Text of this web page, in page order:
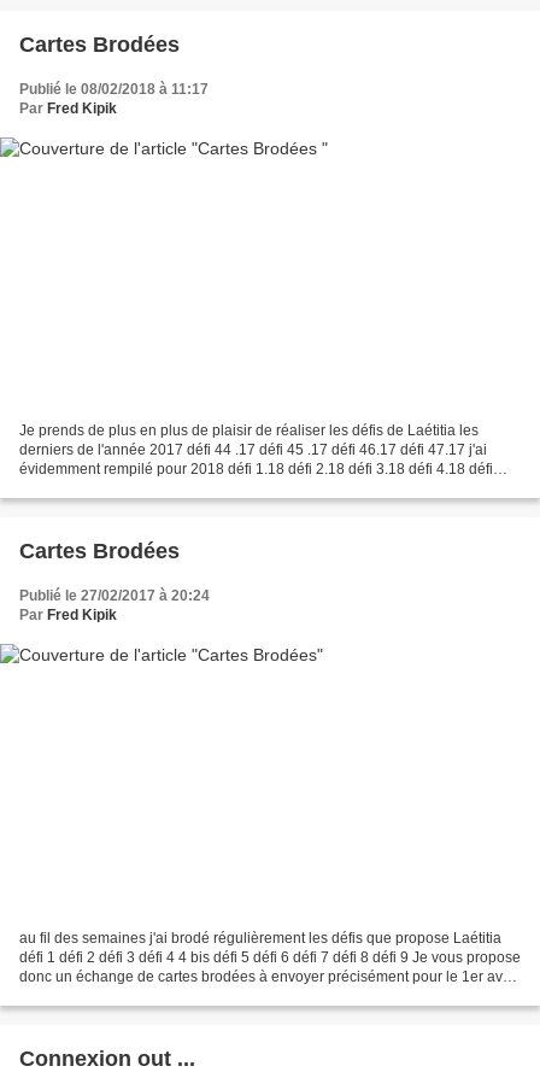
Cartes Brodées
Publié le 08/02/2018 à 11:17
Par Fred Kipik
Je prends de plus en plus de plaisir de réaliser les défis de Laétitia les
derniers de l'année 2017 défi 44 .17 défi 45 .17 défi 46.17 défi 47.17 j'ai
évidemment rempilé pour 2018 défi 1.18 défi 2.18 défi 3.18 défi 4.18 défi
Cartes Brodées
Publié le 27/02/2017 à 20:24
Par Fred Kipik
au fil des semaines j'ai brodé régulièrement les défis que propose Laétitia
défi 1 défi 2 défi 3 défi 4 4 bis défi 5 défi 6 défi 7 défi 8 défi 9 Je vous propose
donc un échange de cartes brodées à envoyer précisément pour le 1er avril
Connexion out ...